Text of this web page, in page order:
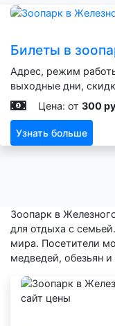
Билеты в
Адрес, режим
выходные дни,
Цена: от 300
Узнать больше
Зоопарк в
для отдыха с
мира. Посетители
медведей, обезьян